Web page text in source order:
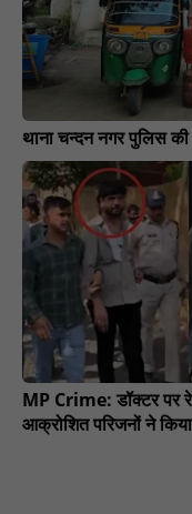
थाना चन्दन नगर पुलिस की
MP Crime: डॉक्टर पर
आक्रोशित परिजनों ने